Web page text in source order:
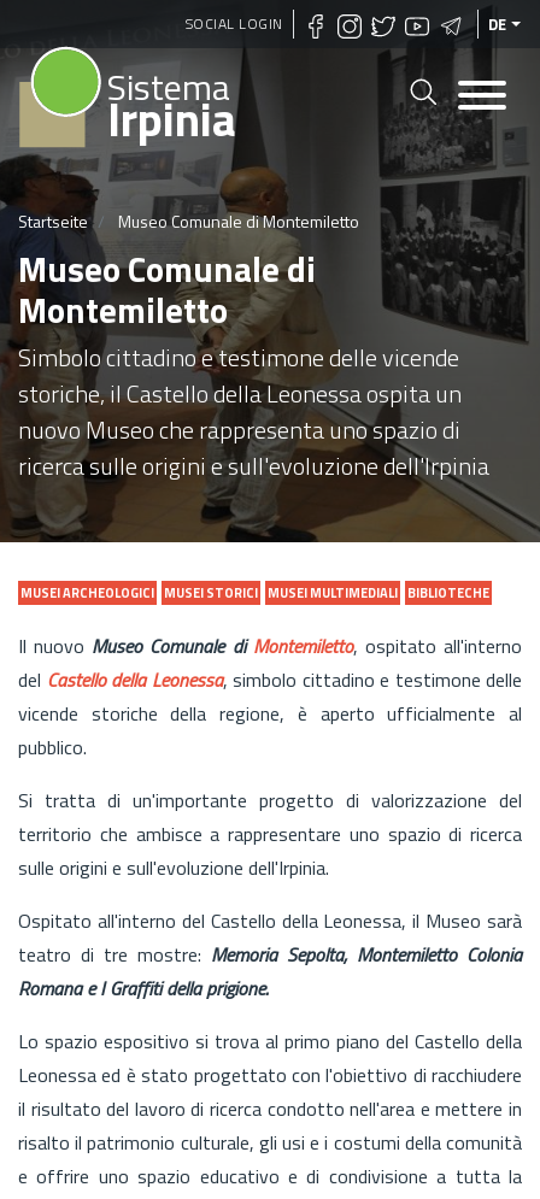
Direkt
zum
SOCIAL LOGIN DE
Sistema
Irpinia
Startseite Museo Comunale di Montemiletto
Museo Comunale di
Montemiletto
Simbolo cittadino e testimone delle vicende
storiche, il Castello della Leonessa ospita un
nuovo Museo che rappresenta uno spazio di
ricerca sulle origini e sull'evoluzione dell'Irpinia
MUSEI ARCHEOLOGICI MUSEI STORICI MUSEI MULTIMEDIALI BIBLIOTECHE
Il nuovo Museo Comunale diMontemiletto, ospitato all'interno
del Castello della Leonessa, simbolo cittadino e testimone delle
vicende storiche della regione, è aperto ufficialmente al
pubblico.
Si tratta di un'importante progetto di valorizzazione del
territorio che ambisce a rappresentare uno spazio di ricerca
sulle origini e sull'evoluzione dell'Irpinia.
Ospitato all'interno del Castello della Leonessa, il Museo sarà
teatro di tre mostre: Memoria Sepolta, Montemiletto Colonia
Romana e I Graffiti della prigione.
Lo spazio espositivo si trova al primo piano del Castello della
Leonessa ed è stato progettato con l'obiettivo di racchiudere
il risultato del lavoro di ricerca condotto nell'area e mettere in
risalto il patrimonio culturale, gli usi e i costumi della comunità
e offrire uno spazio educativo e di condivisione a tutta la